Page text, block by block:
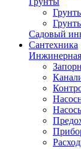
Садовый
Сантехника
Инжинерная